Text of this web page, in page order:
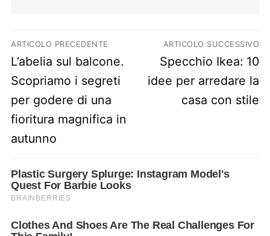
Navigazione articoli
ARTICOLO PRECEDENTE
Previous post:
L’abelia sul balcone.
Scopriamo i segreti
per godere di una
fioritura magnifica in
autunno
ARTICOLO SUCCESSIVO
Next post:
Specchio Ikea: 10
idee per arredare la
casa con stile